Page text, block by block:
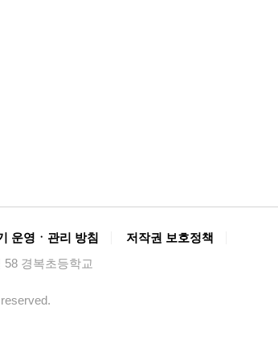
운영ㆍ관리 방침
저작권 보호정책
경복초등학교